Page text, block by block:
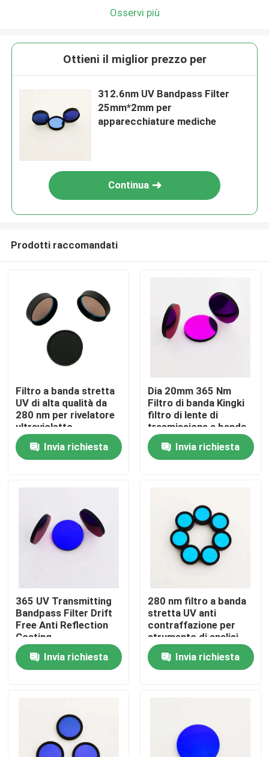
Casa
Prodotti
Chi siamo
Controllo di qualità
Contattaci
Filtro a banda ottica
Filtro a banda fluorescente
Osservi più
Ottieni il miglior prezzo per
312.6nm UV Bandpass Filter
25mm*2mm per
apparecchiature mediche
Continua
Prodotti raccomandati
Filtro a banda stretta
UV di alta qualità da
280 nm per rivelatore
ultravioletto
Invia richiesta
Dia 20mm 365 Nm
Filtro di banda Kingki
filtro di lente di
trasmissione a banda
ultravioletta
Invia richiesta
365 UV Transmitting
Bandpass Filter Drift
Free Anti Reflection
Coating
Invia richiesta
280 nm filtro a banda
stretta UV anti
contraffazione per
strumento di analisi
Invia richiesta